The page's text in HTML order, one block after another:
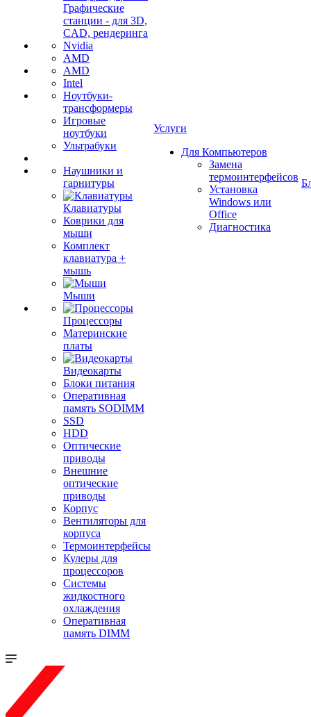
Графические
станции - для 3D,
CAD, рендеринга
Nvidia
AMD
AMD
Intel
Ноутбуки-
трансформеры
Игровые
ноутбуки
Ультрабуки
Наушники и
гарнитуры
Клавиатуры
Коврики для
мыши
Комплект
клавиатура +
мышь
Мыши
Процессоры
Материнские
платы
Видеокарты
Блоки питания
Оперативная
память SODIMM
SSD
HDD
Оптические
приводы
Внешние
оптические
приводы
Корпус
Вентиляторы для
корпуса
Термоинтерфейсы
Кулеры для
процессоров
Системы
жидкостного
охлаждения
Оперативная
память DIMM
Услуги
Для Компьютеров
Замена
термоинтерфейсов
Установка
Windows или
Office
Диагностика